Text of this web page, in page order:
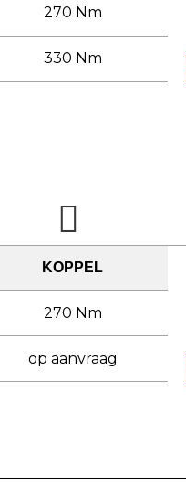
270 Nm
330 Nm
KOPPEL
270 Nm
op aanvraag